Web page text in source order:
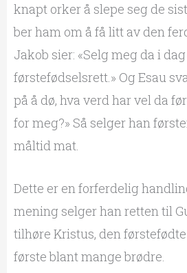
knapt orker å slepe seg de
ber ham om å få litt av den
Jakob sier: «Selg meg da i
førstefødselsrett.» Og Esau
på å dø, hva verd har vel da
for meg?» Så selger han
måltid mat.
Dette er en forferdelig
mening selger han retten til
tilhøre Kristus, den
første blant mange brødre.